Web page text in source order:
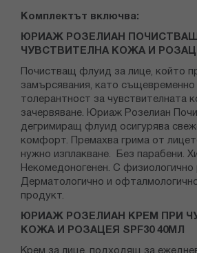
Комплектът включва:
ЮРИАЖ РОЗЕЛИАН
ЧУВСТВИТЕЛНА КОЖА И
Почистващ флуид за лице, който
замърсявания, като същевременно
толерантност за чувствителната
зачервяване. Юриаж Розелиан
дегримиращ флуид осигурява
комфорт. Премахва грима от
нужно изплакване. Без парабени.
Некомедоногенен. С физиологично
Дерматологично и
продукт.
ЮРИАЖ РОЗЕЛИАН КРЕМ ПРИ
КОЖА И РОЗАЦЕЯ SPF30 40МЛ